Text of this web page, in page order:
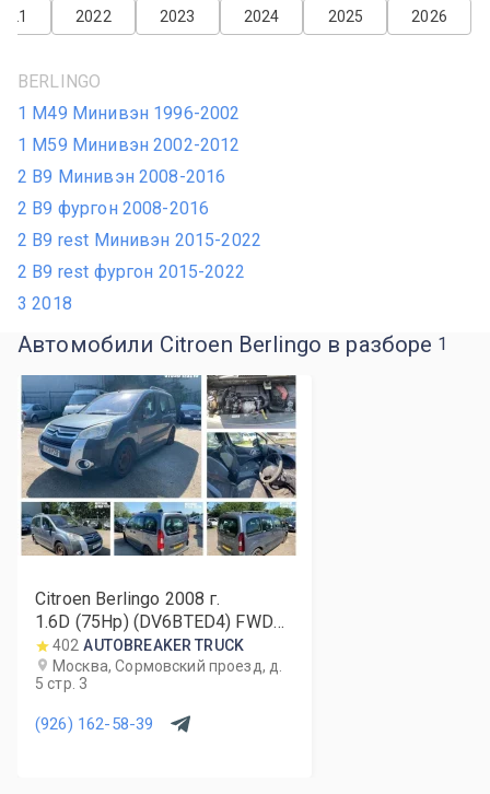
2026
2025
2024
2023
2022
BERLINGO
1 M49 Минивэн 1996-2002
1 M59 Минивэн 2002-2012
2 B9 Минивэн 2008-2016
2 B9 фургон 2008-2016
2 B9 rest Минивэн 2015-2022
2 B9 rest фургон 2015-2022
3 2018
Автомобили Citroen Berlingo в разборе 1
Citroen Berlingo 2008 г.
1.6D (75Hp) (DV6BTED4) FWD
MT402 AUTOBREAKER TRUCK
Москва, Сормовский проезд, д.
5 стр. 3
(926) 162-58-39